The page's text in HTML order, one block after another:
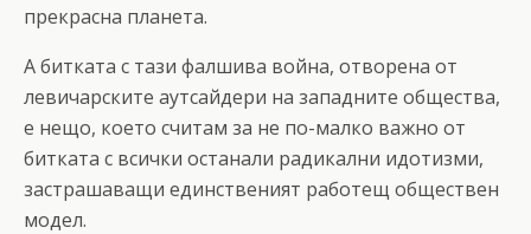
прекрасна планета.
А битката с тази фалшива война, отворена от
левичарските аутсайдери на западните общества,
е нещо, което считам за не по-малко важно от
битката с всички останали радикални идотизми,
застрашаващи единственият работещ обществен
модел.